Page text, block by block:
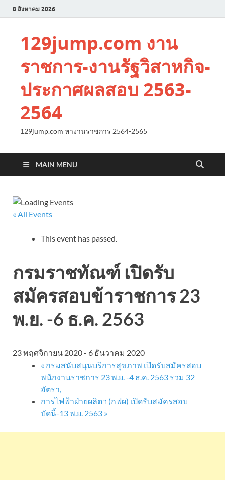
8 สิงหาคม 2026
129jump.com งาน
ราชการ-งานรัฐวิสาหกิจ-
ประกาศผลสอบ 2563-
2564
129jump.com หางานราชการ 2564-2565
MAIN MENU
« All Events
This event has passed.
กรมราชทัณฑ์ เปิดรับ
สมัครสอบข้าราชการ 23
พ.ย. -6 ธ.ค. 2563
23 พฤศจิกายน 2020- 6 ธันวาคม 2020
« กรมสนับสนุนบริการสุขภาพ เปิดรับสมัครสอบ
พนักงานราชการ 23 พ.ย. -4 ธ.ค. 2563 รวม 32
อัตรา,
การไฟฟ้าฝ่ายผลิตฯ (กฟผ) เปิดรับสมัครสอบ
บัดนี้-13 พ.ย. 2563 »